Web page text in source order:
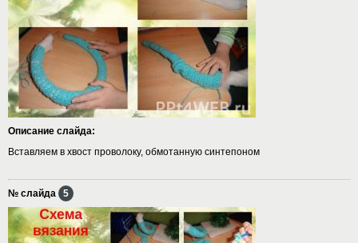
Описание слайда:
Вставляем в хвост проволоку, обмотанную синтепоном
№ слайда 5